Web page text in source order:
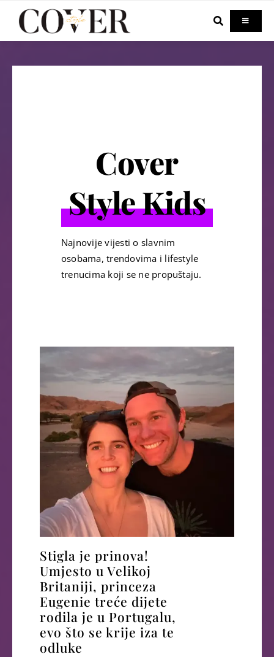
content
Toggle
Cover
Style Kids
Najnovije vijesti o slavnim
osobama, trendovima i lifestyle
trenucima koji se ne propuštaju.
Stigla je prinova!
Umjesto u Velikoj
Britaniji, princeza
Eugenie treće dijete
rodila je u Portugalu,
evo što se krije iza te
odluke